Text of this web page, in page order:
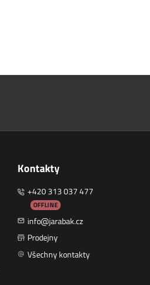
Kontakty
+420 313 037 477
OFFLINE
info@jarabak.cz
Prodejny
Všechny kontakty